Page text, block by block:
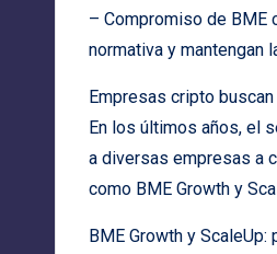
– Compromiso de BME
normativa y mantengan
Empresas cripto
En los últimos años, el
a diversas empresas a
como BME Growth y
BME Growth y